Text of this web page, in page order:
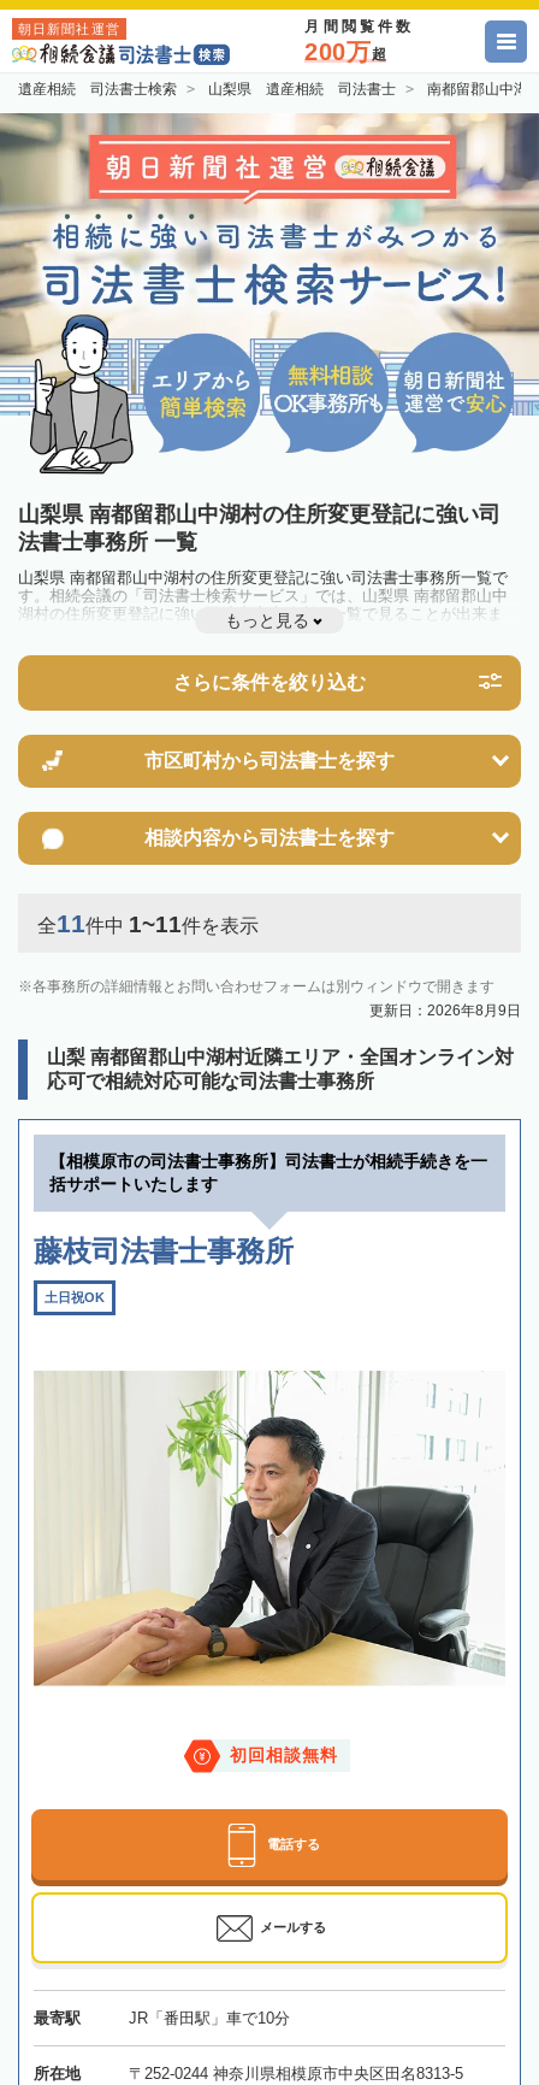
朝日新聞社運営 月間閲覧件数
200万超
遺産相続 司法書士検索 山梨県 遺産相続 司法書士 南都留郡山中
山梨県 南都留郡山中湖村の住所変更登記に強い司
法書士事務所 一覧
山梨県 南都留郡山中湖村の住所変更登記に強い司法書士事務所一覧で
す。相続会議の「司法書士検索サービス」では、山梨県 南都留郡山中
湖村の住所変更登記に強い司法書士事務所を一覧で見ることが出来ま
す。相続のトラブルやお悩みを抱えている方は一度近隣の司法書士に相
もっと見る
さらに条件を絞り込む
市区町村から司法書士を探す
相談内容から司法書士を探す
全11件中 1~11件を表示
各事務所の詳細情報とお問い合わせフォームは別ウィンドウで開きます
更新日：2026年8月9日
山梨 南都留郡山中湖村近隣エリア・全国オンライン対
応可で相続対応可能な司法書士事務所
【相模原市の司法書士事務所】司法書士が相続手続きを一
括サポートいたします
藤枝司法書士事務所
土日祝OK
初回相談無料
電話する
メールする
最寄駅 JR「番田駅」車で10分
所在地 〒252-0244 神奈川県相模原市中央区田名8313-5